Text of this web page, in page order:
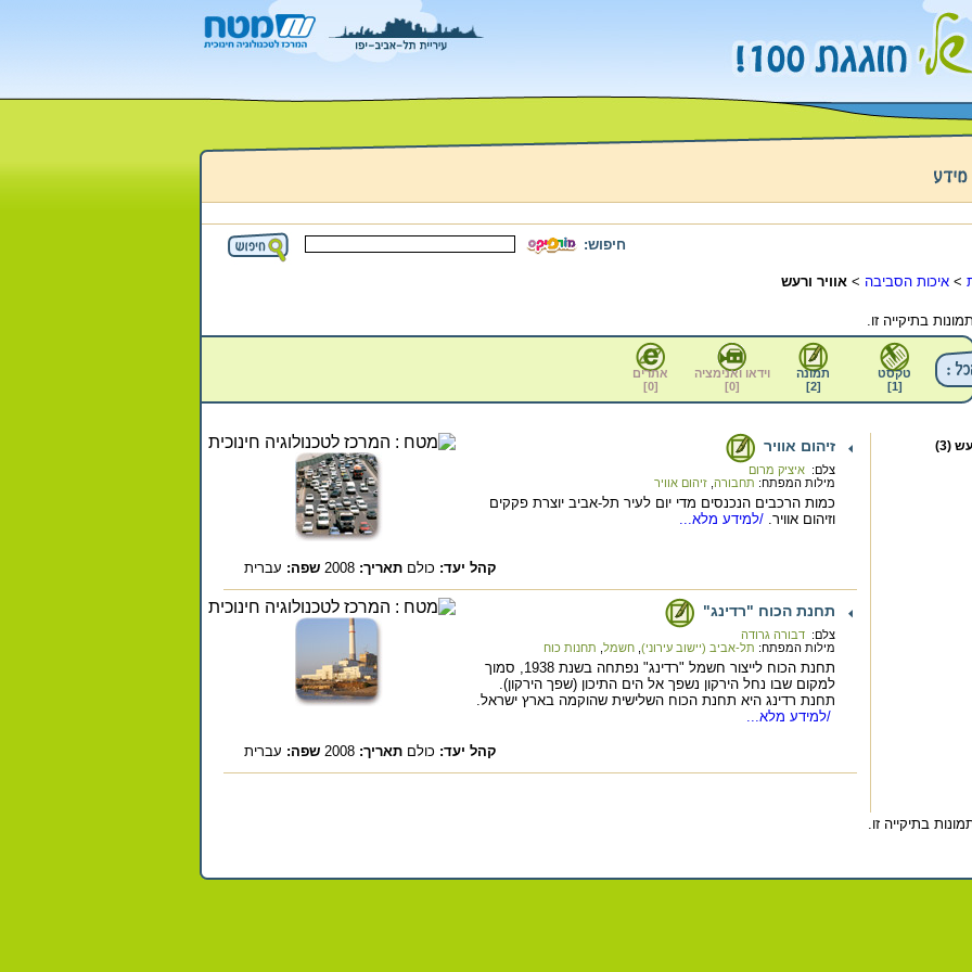
חיפוש:
> איכות הסביבה > אוויר ורעש
טקסט
[
1
]
תמונה
[
2
]
וידאו ואנימציה
[
0
]
אתרים
[
0
]
(3) זיהום אוויר
צלם: איציק מרום
מילות המפתח: תחבורה זיהום אוויר
כמות הרכבים הנכנסים מדי יום לעיר תל-אביב יוצרת פקקים
וזיהום אוויר. /למידע מלא...
קהל יעד: כולם תאריך: 2008 שפה: עברית
תחנת הכוח "רדינג"
צלם: דבורה גרודה
מילות המפתח: תל-אביב (יישוב עירוני) חשמל תחנות כוח
תחנת הכוח לייצור חשמל "רדינג" נפתחה בשנת 1938, סמוך
למקום שבו נחל הירקון נשפך אל הים התיכון (שפך הירקון).
תחנת רדינג היא תחנת הכוח השלישית שהוקמה בארץ ישראל.
/למידע מלא...
קהל יעד: כולם תאריך: 2008 שפה: עברית